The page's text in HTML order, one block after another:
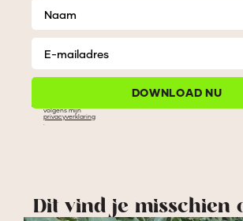
DOWNLOAD NU
Alternative:
volgens mijn
privacyverklaring
.
Dit vind je misschien